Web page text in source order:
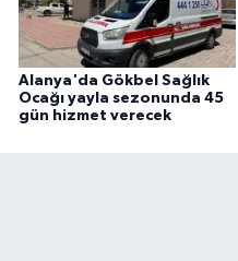
Alanya'da Gökbel Sağlık
Ocağı yayla sezonunda 45
gün hizmet verecek